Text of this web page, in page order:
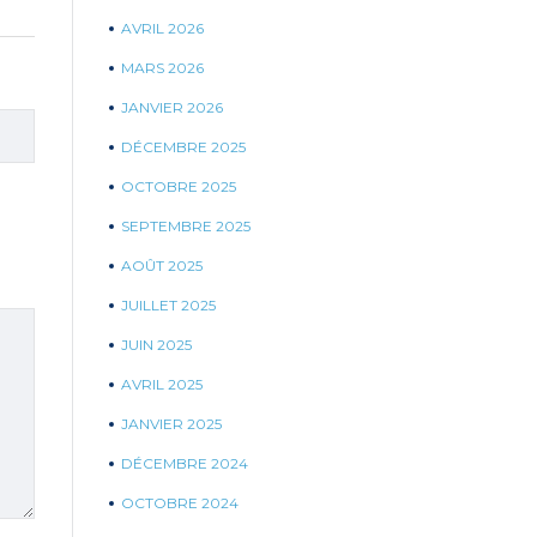
AVRIL 2026
MARS 2026
JANVIER 2026
DÉCEMBRE 2025
OCTOBRE 2025
SEPTEMBRE 2025
AOÛT 2025
JUILLET 2025
JUIN 2025
AVRIL 2025
JANVIER 2025
DÉCEMBRE 2024
OCTOBRE 2024